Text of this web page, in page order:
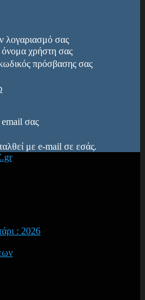
λογαριασμό σας
όνομα χρήστη σας
πρόσβασης σας
email σας
με e-mail σε εσάς.
: 2026